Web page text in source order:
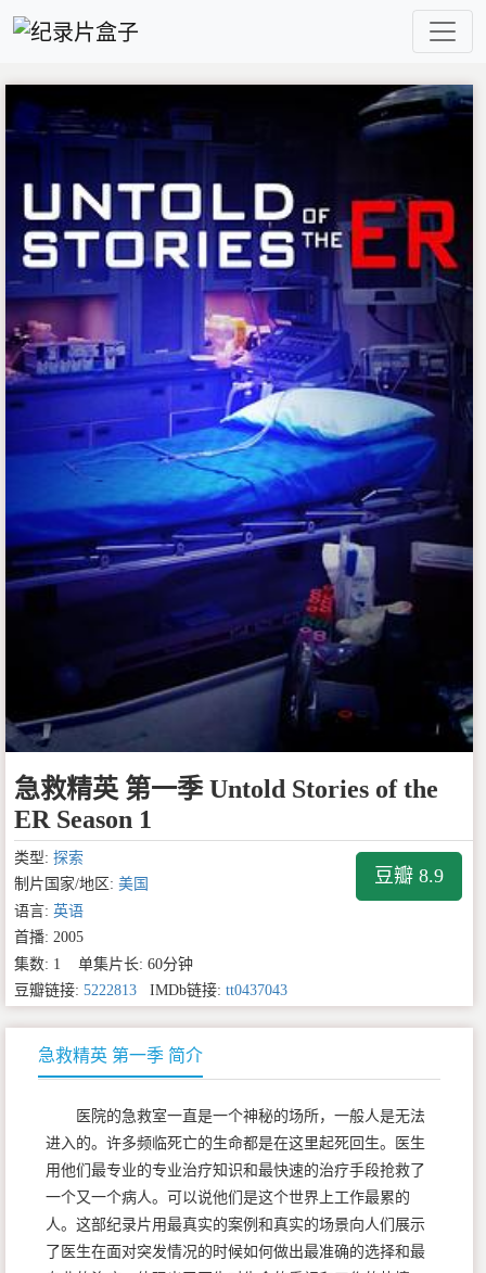
急救精英 第一季 Untold Stories of the
ER Season 1
豆瓣 8.9
类型: 探索
制片国家/地区: 美国
语言: 英语
首播: 2005
集数: 1 单集片长: 60分钟
豆瓣链接: 5222813 IMDb链接: tt0437043
急救精英 第一季 简介
医院的急救室一直是一个神秘的场所，一般人是无法
进入的。许多频临死亡的生命都是在这里起死回生。医生
用他们最专业的专业治疗知识和最快速的治疗手段抢救了
一个又一个病人。可以说他们是这个世界上工作最累的
人。这部纪录片用最真实的案例和真实的场景向人们展示
了医生在面对突发情况的时候如何做出最准确的选择和最